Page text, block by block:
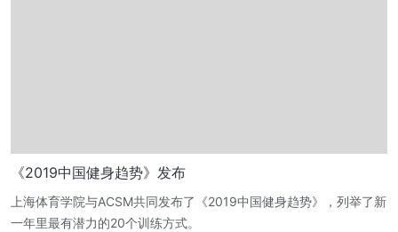
《2019中国健身趋势》发布
上海体育学院与ACSM共同发布了《2019中国健身趋势》，列举了新
一年里最有潜力的20个训练方式。